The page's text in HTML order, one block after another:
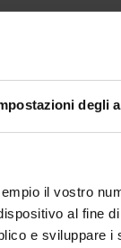
degli
il vostro
al fine
e sviluppare